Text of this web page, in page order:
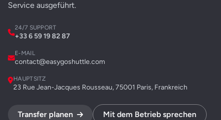
Service ausgeführt.
24/7 SUPPORT
+33 6 59 19 82 87
E-MAIL
contact@easygoshuttle.com
HAUPTSITZ
23 Rue Jean-Jacques Rousseau, 75001 Paris, Frankreich
Transfer planen Mit dem Betrieb sprechen